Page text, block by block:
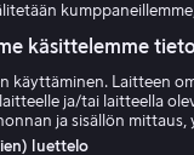
Kaitlyn
käsittelemme
käyttäminen. Laitteen
ja/tai laitteella
ja sisällön
luettelo